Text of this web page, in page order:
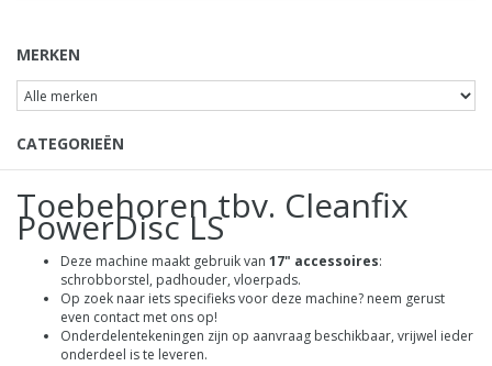
MERKEN
CATEGORIEËN
Toebehoren tbv. Cleanfix
PowerDisc LS
Deze machine maakt gebruik van 17" accessoires:
schrobborstel, padhouder, vloerpads.
Op zoek naar iets specifieks voor deze machine? neem gerust
even contact met ons op!
Onderdelentekeningen zijn op aanvraag beschikbaar, vrijwel ieder
onderdeel is te leveren.